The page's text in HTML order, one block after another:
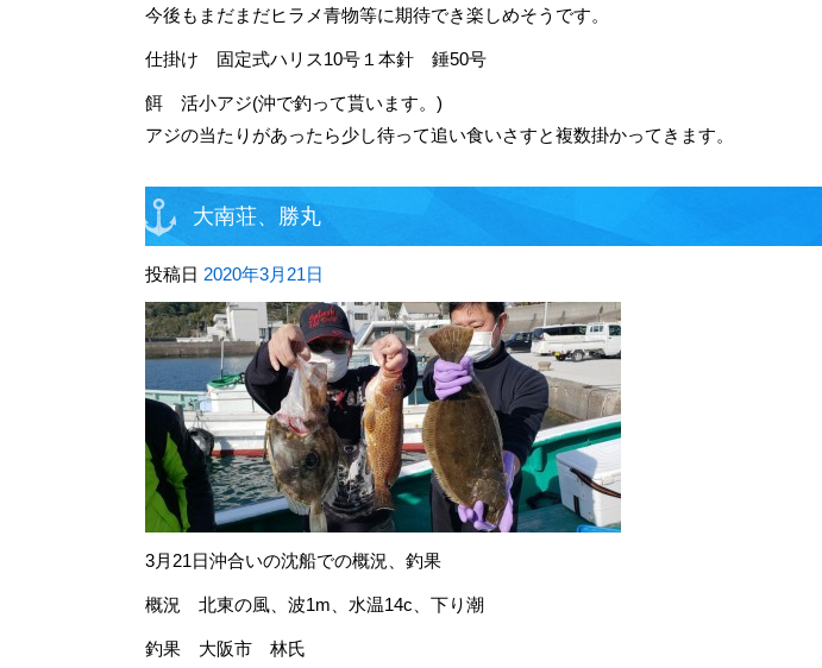
今後もまだまだヒラメ青物等に期待でき楽しめそうです。
仕掛け 固定式ハリス10号１本針 錘50号
餌 活小アジ(沖で釣って貰います。)
アジの当たりがあったら少し待って追い食いさすと複数掛かってきます。
大南荘、勝丸
投稿日 2020年3月21日
3月21日沖合いの沈船での概況、釣果
概況 北東の風、波1m、水温14c、下り潮
釣果 大阪市 林氏